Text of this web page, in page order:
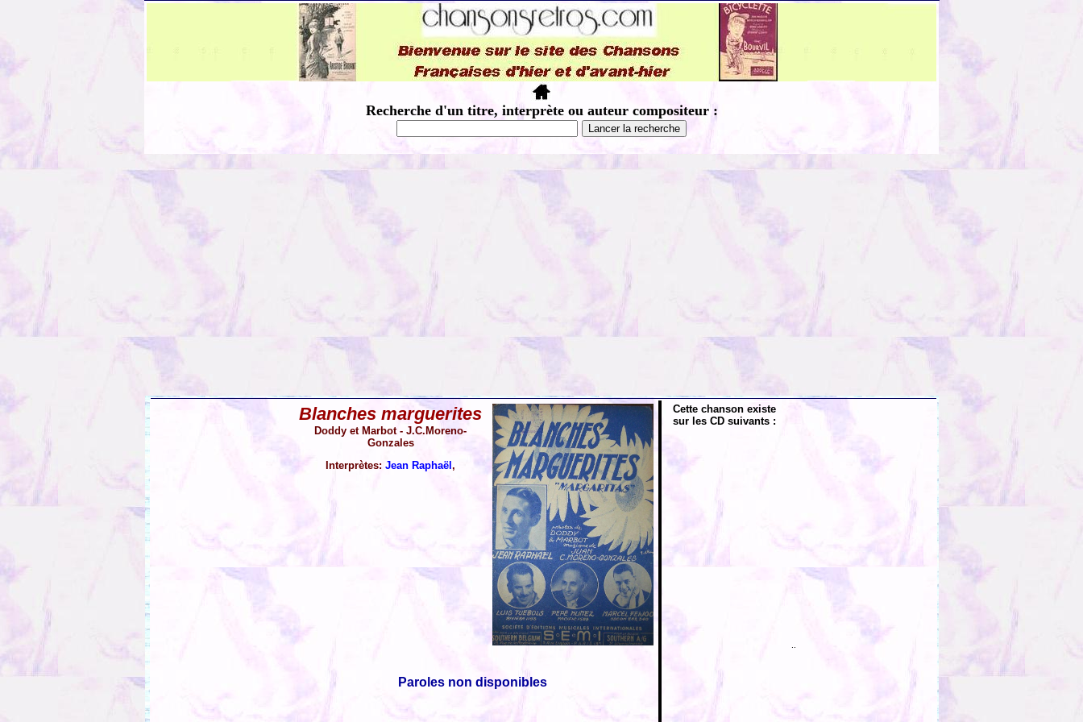
Recherche d'un titre, interprète ou auteur compositeur :
Blanches marguerites
Doddy et Marbot - J.C.Moreno-
Gonzales
Interprètes: Jean Raphaël ,
Paroles non disponibles
Cette chanson existe
sur les CD suivants :